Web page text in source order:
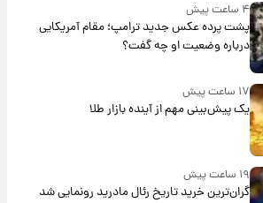
۴ ساعت پیش
پشت پرده عکس جدید ترامپ؛ مقام آمریکایی
درباره وضعیت او چه گفت؟
۱۷ ساعت پیش
یک پیش‌بینی مهم از آینده بازار طلا
۱۹ ساعت پیش
گران‌ترین خرید تاریخ رئال مادرید رونمایی شد